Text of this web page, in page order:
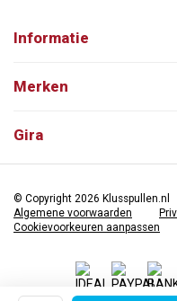
Informatie
Merken
Gira
© Copyright 2026 Klusspullen.nl
Algemene voorwaarden
Cookievoorkeuren aanpassen